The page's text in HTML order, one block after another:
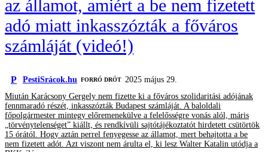
az államot, amiért a be nem fizetett
adó miatt inkasszózták a főváros
számláját (videó!)
P PestiSrácok.hu FORRÓ DRÓT
2025 május 29.
Miután Karácsony Gergely nem fizette ki a főváros szolidaritási adójának
fennmaradó részét, inkasszózták Budapest számláját. A baloldali
főpolgármester mintegy előremenekülve a felelősségre vonás alól, máris
„törvénytelenséget” kiállt, és rendkívüli sajtótájékoztatót hirdetett csütörtök
15 órától. Hogy aztán perrel fenyegesse az államot, mert behajtotta a be
nem fizetett adót. Azt viszont nem árulta el, ki lesz Walter Katalin utódja a